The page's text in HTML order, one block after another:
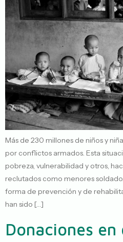
Más de 230 millones de niños y
por conflictos armados. Esta
pobreza, vulnerabilidad y otros,
reclutados como menores
forma de prevención y de
han sido […]
Donaciones en